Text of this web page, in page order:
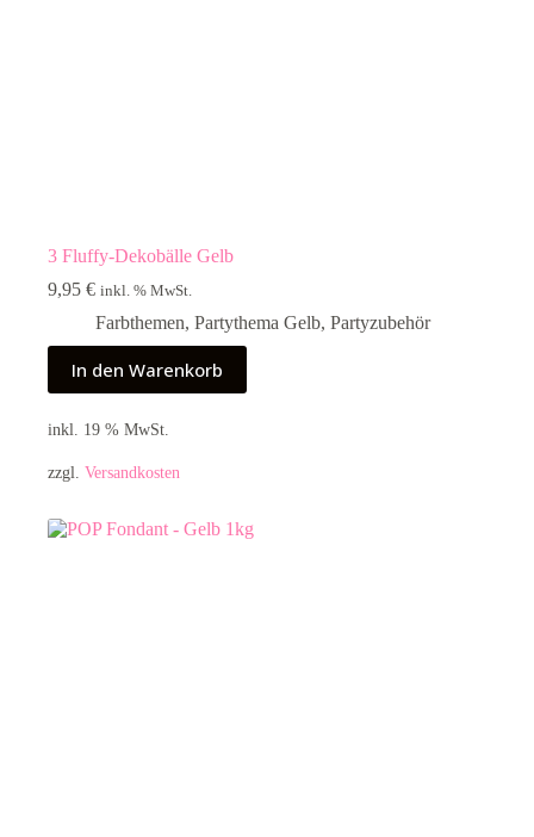
3 Fluffy-Dekobälle Gelb
9,95 € inkl. % MwSt.
Farbthemen, Partythema Gelb, Partyzubehör
In den Warenkorb
inkl. 19 % MwSt.
zzgl. Versandkosten